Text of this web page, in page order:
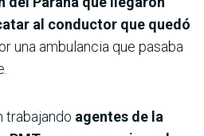
al conductor que quedó
una ambulancia que pasaba
trabajando agentes de la